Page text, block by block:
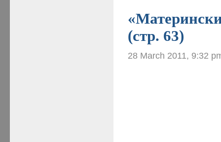
(стр. 63)
28 March 2011, 9:32